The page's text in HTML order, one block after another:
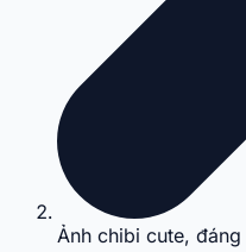
Ảnh chibi cute,